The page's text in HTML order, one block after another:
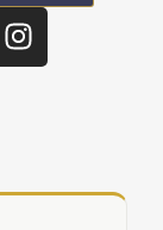
I
n
r